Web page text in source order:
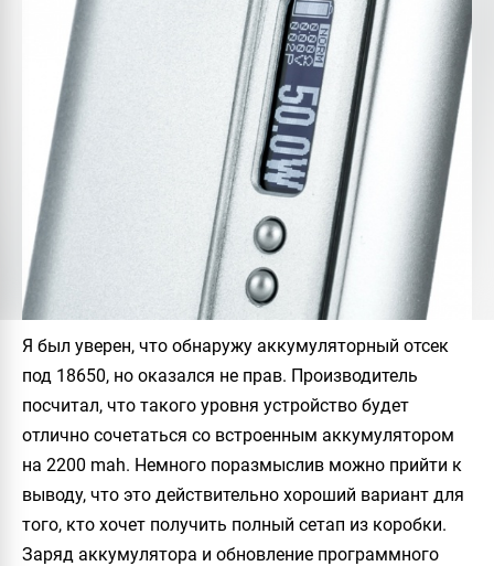
Я был уверен, что обнаружу аккумуляторный отсек
под 18650, но оказался не прав. Производитель
посчитал, что такого уровня устройство будет
отлично сочетаться со встроенным аккумулятором
на 2200 mah. Немного поразмыслив можно прийти к
выводу, что это действительно хороший вариант для
того, кто хочет получить полный сетап из коробки.
Заряд аккумулятора и обновление программного